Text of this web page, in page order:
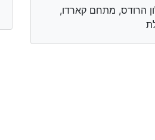
הרודס, מתחם קארדו,